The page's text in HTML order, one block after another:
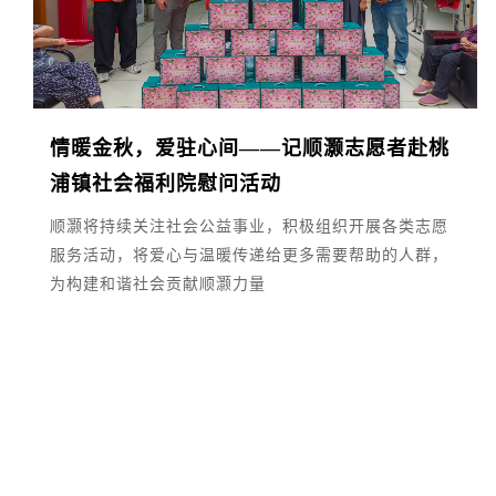
情暖金秋，爱驻心间——记顺灏志愿者赴桃
浦镇社会福利院慰问活动
顺灏将持续关注社会公益事业，积极组织开展各类志愿
服务活动，将爱心与温暖传递给更多需要帮助的人群，
为构建和谐社会贡献顺灏力量